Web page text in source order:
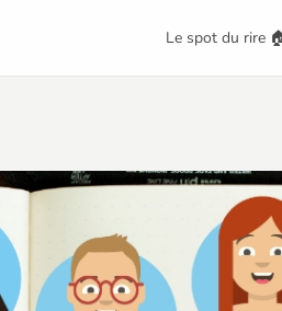
Le spot du rire